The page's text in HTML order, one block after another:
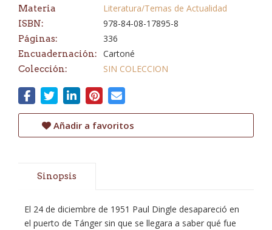
Materia Literatura/Temas de Actualidad
ISBN: 978-84-08-17895-8
Páginas: 336
Encuadernación: Cartoné
Colección: SIN COLECCION
Añadir a favoritos
Sinopsis
El 24 de diciembre de 1951 Paul Dingle desapareció en
el puerto de Tánger sin que se llegara a saber qué fue